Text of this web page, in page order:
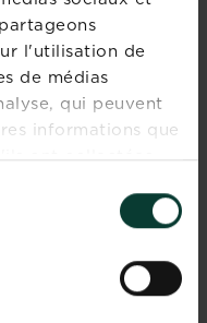
l'utilisation de
de médias
qui peuvent
informations que
ont collectées
la
La
dans